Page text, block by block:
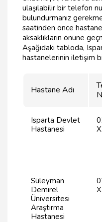
ulaşılabilir bir telefon
bulundurmanız
saatinden önce
aksaklıkların önüne
Aşağıdaki tabloda,
hastanelerinin iletişim
Hastane Adı
Isparta Devlet
Hastanesi
Süleyman
Demirel
Üniversitesi
Araştırma
Hastanesi